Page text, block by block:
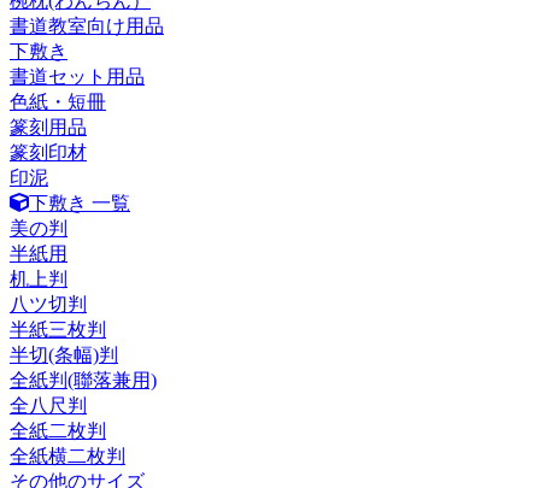
書道教室向け用品
下敷き
書道セット用品
色紙・短冊
篆刻用品
篆刻印材
印泥
下敷き 一覧
美の判
半紙用
机上判
八ツ切判
半紙三枚判
半切(条幅)判
全紙判(聯落兼用)
全八尺判
全紙二枚判
全紙横二枚判
その他のサイズ